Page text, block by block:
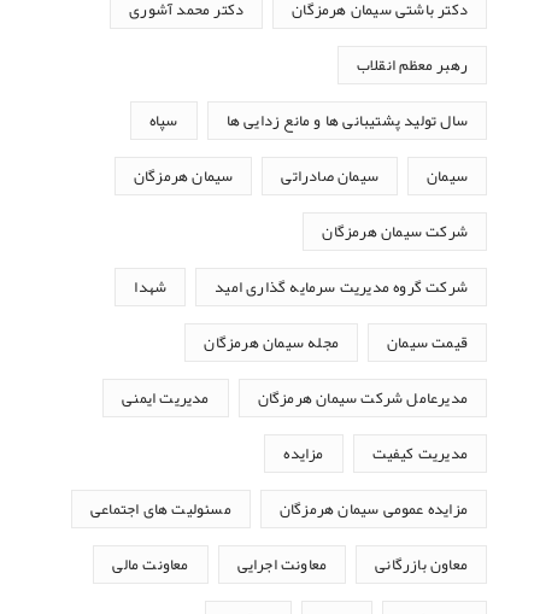
دکتر باشتی سیمان هرمزگان دکتر محمد آشوری
رهبر معظم انقلاب
سال تولید پشتیبانی ها و مانع زدایی ها سپاه
سیمان سیمان صادراتی سیمان هرمزگان
شرکت سیمان هرمزگان
شرکت گروه مدیریت سرمایه گذاری امید شهدا
قیمت سیمان مجله سیمان هرمزگان
مدیرعامل شرکت سیمان هرمزگان مدیریت ایمنی
مدیریت کیفیت مزایده
مزایده عمومی سیمان هرمزگان مسئولیت های اجتماعی
معاون بازرگانی معاونت اجرایی معاونت مالی